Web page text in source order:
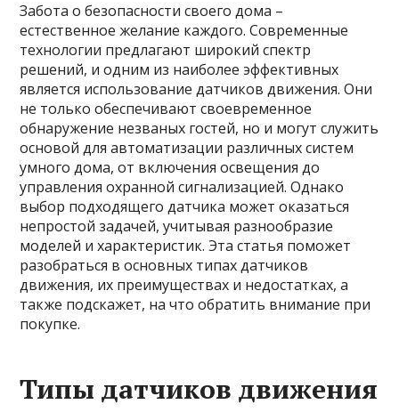
Забота о безопасности своего дома –
естественное желание каждого. Современные
технологии предлагают широкий спектр
решений, и одним из наиболее эффективных
является использование датчиков движения. Они
не только обеспечивают своевременное
обнаружение незваных гостей, но и могут служить
основой для автоматизации различных систем
умного дома, от включения освещения до
управления охранной сигнализацией. Однако
выбор подходящего датчика может оказаться
непростой задачей, учитывая разнообразие
моделей и характеристик. Эта статья поможет
разобраться в основных типах датчиков
движения, их преимуществах и недостатках, а
также подскажет, на что обратить внимание при
покупке.
Типы датчиков движения